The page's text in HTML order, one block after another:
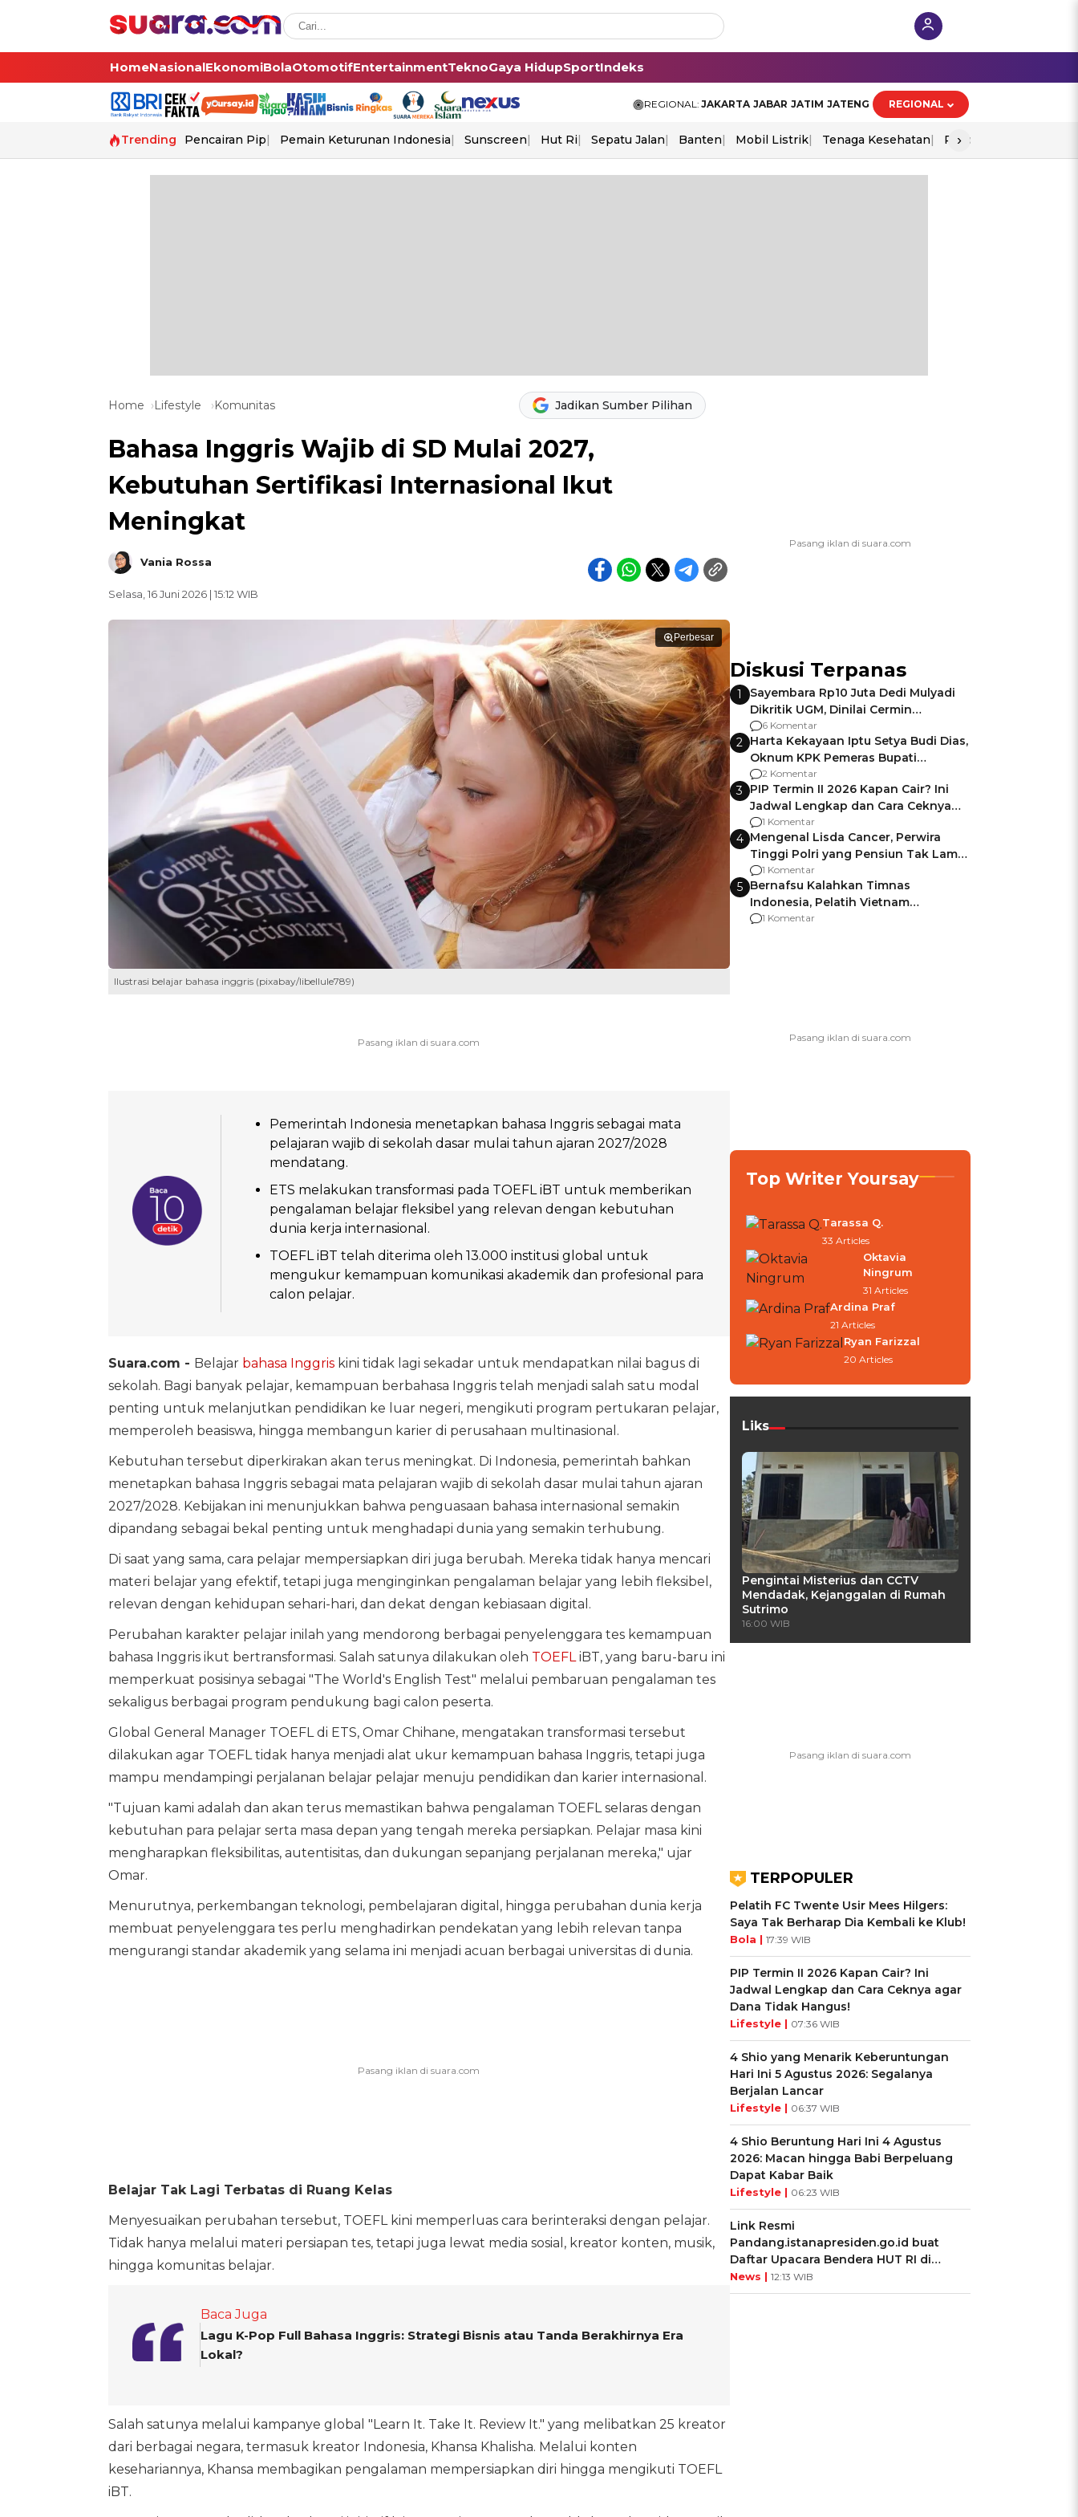
HomeNasionalEkonomiBolaOtomotifEntertainmentTeknoGaya HidupSportIndeks
REGIONAL: JAKARTA JABAR JATIM JATENG REGIONAL
Trending Pencairan Pip Pemain Keturunan Indonesia Sunscreen Hut Ri Sepatu Jalan Banten Mobil Listrik Tenaga Kesehatan Piala Aff 2026
›
Home Lifestyle Komunitas Jadikan Sumber Pilihan
Bahasa Inggris Wajib di SD Mulai 2027,
Kebutuhan Sertifikasi Internasional Ikut
Meningkat
Vania Rossa
Selasa, 16 Juni 2026 | 15:12 WIB
Perbesar
Ilustrasi belajar bahasa inggris (pixabay/libellule789)
Pemerintah Indonesia menetapkan bahasa Inggris sebagai mata
pelajaran wajib di sekolah dasar mulai tahun ajaran 2027/2028
mendatang.
ETS melakukan transformasi pada TOEFL iBT untuk memberikan
pengalaman belajar fleksibel yang relevan dengan kebutuhan
dunia kerja internasional.
TOEFL iBT telah diterima oleh 13.000 institusi global untuk
mengukur kemampuan komunikasi akademik dan profesional para
calon pelajar.
Suara.com - Belajar bahasa Inggriskini tidak lagi sekadar untuk mendapatkan nilai bagus di
sekolah. Bagi banyak pelajar, kemampuan berbahasa Inggris telah menjadi salah satu modal
penting untuk melanjutkan pendidikan ke luar negeri, mengikuti program pertukaran pelajar,
memperoleh beasiswa, hingga membangun karier di perusahaan multinasional.
Kebutuhan tersebut diperkirakan akan terus meningkat. Di Indonesia, pemerintah bahkan
menetapkan bahasa Inggris sebagai mata pelajaran wajib di sekolah dasar mulai tahun ajaran
2027/2028. Kebijakan ini menunjukkan bahwa penguasaan bahasa internasional semakin
dipandang sebagai bekal penting untuk menghadapi dunia yang semakin terhubung.
Di saat yang sama, cara pelajar mempersiapkan diri juga berubah. Mereka tidak hanya mencari
materi belajar yang efektif, tetapi juga menginginkan pengalaman belajar yang lebih fleksibel,
relevan dengan kehidupan sehari-hari, dan dekat dengan kebiasaan digital.
Perubahan karakter pelajar inilah yang mendorong berbagai penyelenggara tes kemampuan
bahasa Inggris ikut bertransformasi. Salah satunya dilakukan oleh TOEFL iBT, yang baru-baru ini
memperkuat posisinya sebagai "The World's English Test" melalui pembaruan pengalaman tes
sekaligus berbagai program pendukung bagi calon peserta.
Global General Manager TOEFL di ETS, Omar Chihane, mengatakan transformasi tersebut
dilakukan agar TOEFL tidak hanya menjadi alat ukur kemampuan bahasa Inggris, tetapi juga
mampu mendampingi perjalanan belajar pelajar menuju pendidikan dan karier internasional.
"Tujuan kami adalah dan akan terus memastikan bahwa pengalaman TOEFL selaras dengan
kebutuhan para pelajar serta masa depan yang tengah mereka persiapkan. Pelajar masa kini
mengharapkan fleksibilitas, autentisitas, dan dukungan sepanjang perjalanan mereka," ujar
Omar.
Menurutnya, perkembangan teknologi, pembelajaran digital, hingga perubahan dunia kerja
membuat penyelenggara tes perlu menghadirkan pendekatan yang lebih relevan tanpa
mengurangi standar akademik yang selama ini menjadi acuan berbagai universitas di dunia.
Belajar Tak Lagi Terbatas di Ruang Kelas
Menyesuaikan perubahan tersebut, TOEFL kini memperluas cara berinteraksi dengan pelajar.
Tidak hanya melalui materi persiapan tes, tetapi juga lewat media sosial, kreator konten, musik,
hingga komunitas belajar.
Baca Juga
Lagu K-Pop Full Bahasa Inggris: Strategi Bisnis atau Tanda Berakhirnya Era
Lokal?
Salah satunya melalui kampanye global "Learn It. Take It. Review It." yang melibatkan 25 kreator
dari berbagai negara, termasuk kreator Indonesia, Khansa Khalisha. Melalui konten
kesehariannya, Khansa membagikan pengalaman mempersiapkan diri hingga mengikuti TOEFL
iBT.
Diskusi Terpanas
1
Sayembara Rp10 Juta Dedi Mulyadi
Dikritik UGM, Dinilai Cermin
Gagalnya Negara Jamin Keamanan
6 Komentar
2 Harta Kekayaan Iptu Setya Budi Dias,
Oknum KPK Pemeras Bupati
Pemalang
2 Komentar
3 PIP Termin II 2026 Kapan Cair? Ini
Jadwal Lengkap dan Cara Ceknya
agar Dana Tidak Hangus!
1 Komentar
4 Mengenal Lisda Cancer, Perwira
Tinggi Polri yang Pensiun Tak Lama
Usai Jadi Brigjen
1 Komentar
5 Bernafsu Kalahkan Timnas
Indonesia, Pelatih Vietnam
Berencana Pakai Jimat di Pakansari
1 Komentar
Top Writer Yoursay
Tarassa Q.
33 Articles
Oktavia
Ningrum
31 Articles
Ardina Praf
21 Articles
Ryan Farizzal
20 Articles
Liks
Pengintai Misterius dan CCTV
Mendadak, Kejanggalan di Rumah
Sutrimo
16:00 WIB
TERPOPULER
Pelatih FC Twente Usir Mees Hilgers:
Saya Tak Berharap Dia Kembali ke Klub!
Bola | 17:39 WIB
PIP Termin II 2026 Kapan Cair? Ini
Jadwal Lengkap dan Cara Ceknya agar
Dana Tidak Hangus!
Lifestyle | 07:36 WIB
4 Shio yang Menarik Keberuntungan
Hari Ini 5 Agustus 2026: Segalanya
Berjalan Lancar
Lifestyle | 06:37 WIB
4 Shio Beruntung Hari Ini 4 Agustus
2026: Macan hingga Babi Berpeluang
Dapat Kabar Baik
Lifestyle | 06:23 WIB
Link Resmi
Pandang.istanapresiden.go.id buat
Daftar Upacara Bendera HUT RI di
Istana Negara
News | 12:13 WIB